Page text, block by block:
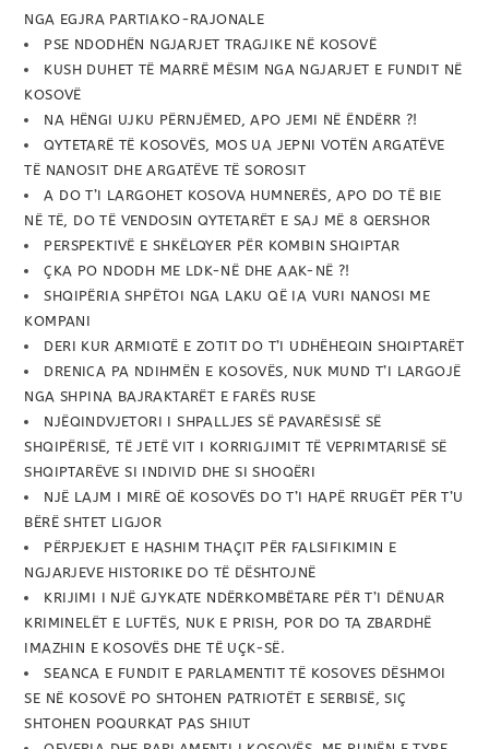
NGA EGJRA PARTIAKO-RAJONALE
PSE NDODHËN NGJARJET TRAGJIKE NË KOSOVË
KUSH DUHET TË MARRË MËSIM NGA NGJARJET E FUNDIT NË
KOSOVË
NA HËNGI UJKU PËRNJËMED, APO JEMI NË ËNDËRR ?!
QYTETARË TË KOSOVËS, MOS UA JEPNI VOTËN ARGATËVE
TË NANOSIT DHE ARGATËVE TË SOROSIT
A DO T’I LARGOHET KOSOVA HUMNERËS, APO DO TË BIE
NË TË, DO TË VENDOSIN QYTETARËT E SAJ MË 8 QERSHOR
PERSPEKTIVË E SHKËLQYER PËR KOMBIN SHQIPTAR
ÇKA PO NDODH ME LDK-NË DHE AAK-NË ?!
SHQIPËRIA SHPËTOI NGA LAKU QË IA VURI NANOSI ME
KOMPANI
DERI KUR ARMIQTË E ZOTIT DO T’I UDHËHEQIN SHQIPTARËT
DRENICA PA NDIHMËN E KOSOVËS, NUK MUND T’I LARGOJË
NGA SHPINA BAJRAKTARËT E FARËS RUSE
NJËQINDVJETORI I SHPALLJES SË PAVARËSISË SË
SHQIPËRISË, TË JETË VIT I KORRIGJIMIT TË VEPRIMTARISË SË
SHQIPTARËVE SI INDIVID DHE SI SHOQËRI
NJË LAJM I MIRË QË KOSOVËS DO T’I HAPË RRUGËT PËR T’U
BËRË SHTET LIGJOR
PËRPJEKJET E HASHIM THAÇIT PËR FALSIFIKIMIN E
NGJARJEVE HISTORIKE DO TË DËSHTOJNË
KRIJIMI I NJË GJYKATE NDËRKOMBËTARE PËR T’I DËNUAR
KRIMINELËT E LUFTËS, NUK E PRISH, POR DO TA ZBARDHË
IMAZHIN E KOSOVËS DHE TË UÇK-SË.
SEANCA E FUNDIT E PARLAMENTIT TË KOSOVES DËSHMOI
SE NË KOSOVË PO SHTOHEN PATRIOTËT E SERBISË, SIÇ
SHTOHEN POQURKAT PAS SHIUT